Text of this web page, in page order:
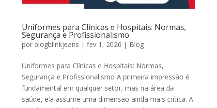
Uniformes para Clínicas e Hospitais: Normas,
Segurança e Profissionalismo
por blogblinkjeans | fev 1, 2026 | Blog
Uniformes para Clínicas e Hospitais: Normas,
Segurança e Profissionalismo A primeira impressão é
fundamental em qualquer setor, mas na área da
saúde, ela assume uma dimensão ainda mais crítica. A